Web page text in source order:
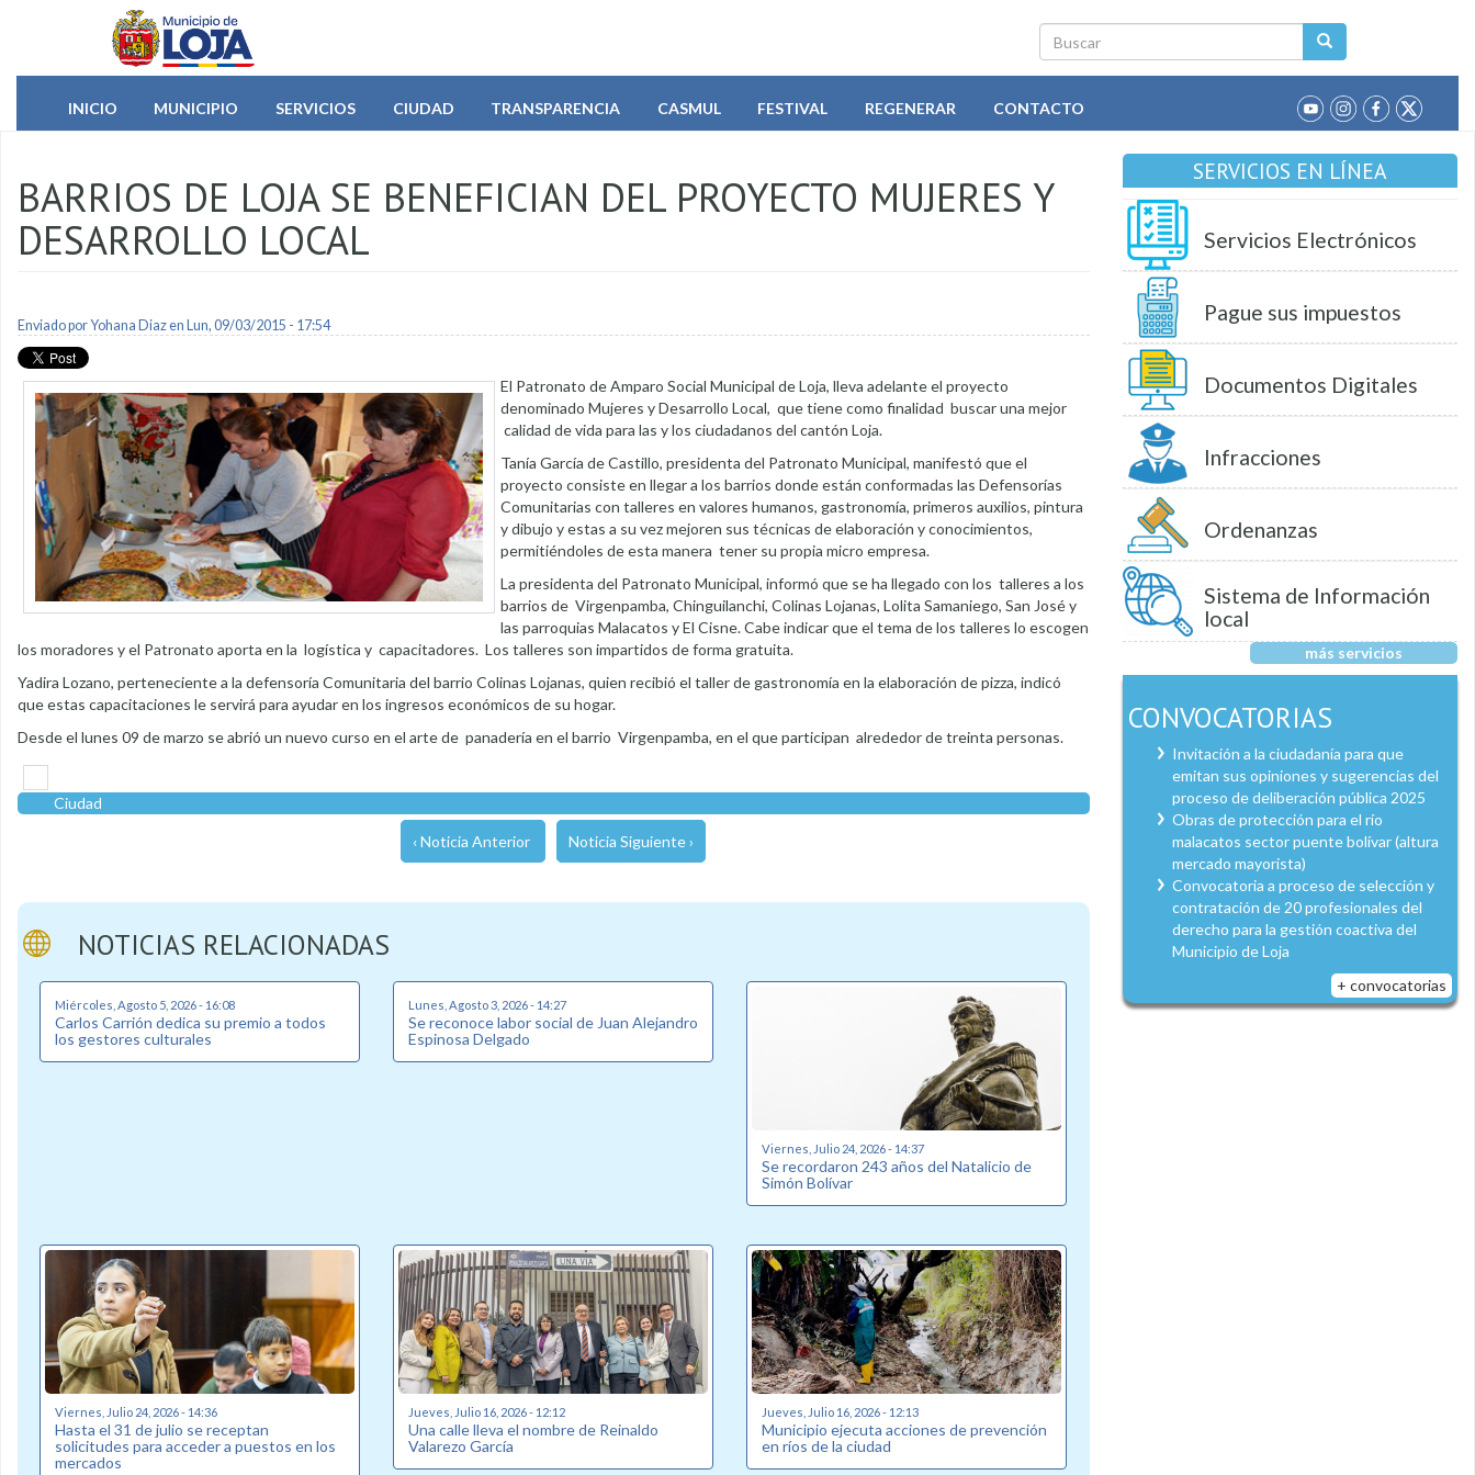
Pasar al contenido principal
Buscar
INICIO
MUNICIPIO SERVICIOS CIUDAD TRANSPARENCIA CASMUL FESTIVAL REGENERAR CONTACTO
BARRIOS DE LOJA SE BENEFICIAN DEL PROYECTO MUJERES Y
DESARROLLO LOCAL
Enviado porYohana Diazen Lun, 09/03/2015 - 17:54
El Patronato de Amparo Social Municipal de Loja, lleva adelante el proyecto
denominado Mujeres y Desarrollo Local, que tiene como finalidad buscar una mejor
calidad de vida para las y los ciudadanos del cantón Loja.
Tanía García de Castillo, presidenta del Patronato Municipal, manifestó que el
proyecto consiste en llegar a los barrios donde están conformadas las Defensorías
Comunitarias con talleres en valores humanos, gastronomía, primeros auxilios, pintura
y dibujo y estas a su vez mejoren sus técnicas de elaboración y conocimientos,
permitiéndoles de esta manera tener su propia micro empresa.
La presidenta del Patronato Municipal, informó que se ha llegado con los talleres a los
barrios de Virgenpamba, Chinguilanchi, Colinas Lojanas, Lolita Samaniego, San José y
las parroquias Malacatos y El Cisne. Cabe indicar que el tema de los talleres lo escogen
los moradores y el Patronato aporta en la logística y capacitadores. Los talleres son impartidos de forma gratuita.
Yadira Lozano, perteneciente a la defensoría Comunitaria del barrio Colinas Lojanas, quien recibió el taller de gastronomía en la elaboración de pizza, indicó
que estas capacitaciones le servirá para ayudar en los ingresos económicos de su hogar.
Desde el lunes 09 de marzo se abrió un nuevo curso en el arte de panadería en el barrio Virgenpamba, en el que participan alrededor de treinta personas.
Ciudad
‹ Noticia Anterior Noticia Siguiente ›
NOTICIAS RELACIONADAS
Miércoles, Agosto 5, 2026 - 16:08
Carlos Carrión dedica su premio a todos
los gestores culturales
Lunes, Agosto 3, 2026 - 14:27
Se reconoce labor social de Juan Alejandro
Espinosa Delgado
Viernes, Julio 24, 2026 - 14:37
Se recordaron 243 años del Natalicio de
Simón Bolívar
Viernes, Julio 24, 2026 - 14:36
Hasta el 31 de julio se receptan
solicitudes para acceder a puestos en los
mercados
Jueves, Julio 16, 2026 - 12:12
Una calle lleva el nombre de Reinaldo
Valarezo García
Jueves, Julio 16, 2026 - 12:13
Municipio ejecuta acciones de prevención
en ríos de la ciudad
SERVICIOS EN LÍNEA
Servicios Electrónicos
Pague sus impuestos
Documentos Digitales
Infracciones
Ordenanzas
Sistema de Información
local
más servicios
CONVOCATORIAS
Invitación a la ciudadanía para que
emitan sus opiniones y sugerencias del
proceso de deliberación pública 2025
Obras de protección para el río
malacatos sector puente bolívar (altura
mercado mayorista)
Convocatoria a proceso de selección y
contratación de 20 profesionales del
derecho para la gestión coactiva del
Municipio de Loja
+ convocatorias